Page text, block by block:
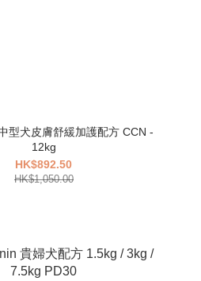
型犬皮膚舒緩加護配方 CCN -
12kg
HK$892.50
HK$1,050.00